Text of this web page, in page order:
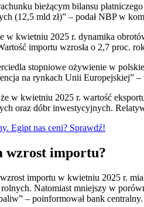
bieżącym bilansu
(12,5 mld zł)” – podał NBP w
w kwietniu 2025 r. dynamika
importu wzrosła o 2,7 proc.
stopniowe ożywienie w
na rynkach Unii Europejskiej” –
w kwietniu 2025 r. wartość
oraz dóbr inwestycyjnych.
Egipt nas ceni? Sprawdź!
wzrost importu?
importu w kwietniu 2025 r.
Natomiast mniejszy w
– poinformował bank centralny.